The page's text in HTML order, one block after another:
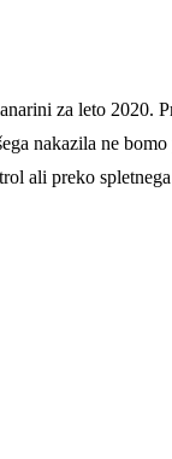
za leto 2020.
nakazila ne
ali preko